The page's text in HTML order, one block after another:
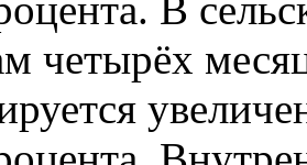
четырёх